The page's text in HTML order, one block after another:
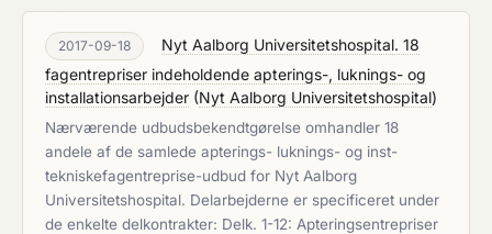
2017-09-18
Nyt Aalborg Universitetshospital. 18
fagentrepriser indeholdende apterings-, luknings- og
installationsarbejder (Nyt Aalborg Universitetshospital)
Nærværende udbudsbekendtgørelse omhandler 18
andele af de samlede apterings- luknings- og inst-
tekniskefagentreprise-udbud for Nyt Aalborg
Universitetshospital. Delarbejderne er specificeret under
de enkelte delkontrakter: Delk. 1-12: Apteringsentrepriser